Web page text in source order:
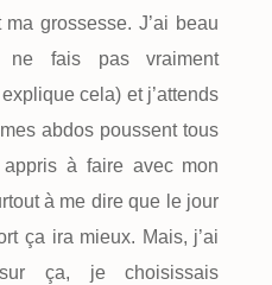
grossesse. J’ai beau
fais pas vraiment
cela) et j’attends
abdos poussent tous
appris à faire avec mon
à me dire que le jour
ça ira mieux. Mais, j’ai
ça, je choisissais